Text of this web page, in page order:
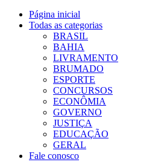
Página inicial
Todas as categorias
BRASIL
BAHIA
LIVRAMENTO
BRUMADO
ESPORTE
CONCURSOS
ECONÔMIA
GOVERNO
JUSTIÇA
EDUCAÇÃO
GERAL
Fale conosco